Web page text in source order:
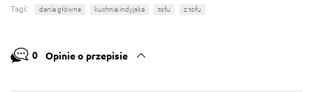
Tagi: dania główne kuchnia indyjska tofu z tofu
0 Opinie o przepisie